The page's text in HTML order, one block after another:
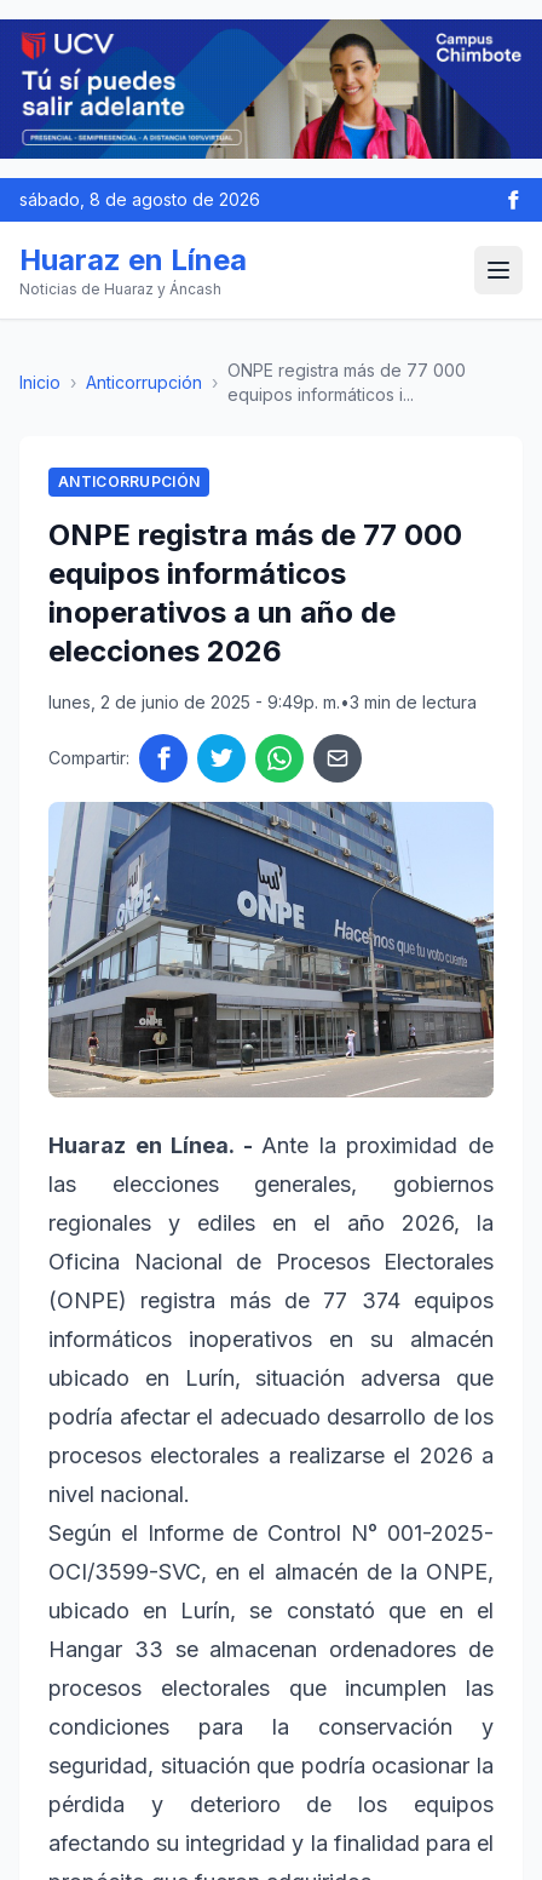
sábado, 8 de agosto de 2026
Huaraz en Línea
Noticias de Huaraz y Áncash
Inicio › Anticorrupción ›
ONPE registra más de 77 000
equipos informáticos i...
ANTICORRUPCIÓN
ONPE registra más de 77 000
equipos informáticos
inoperativos a un año de
elecciones 2026
lunes, 2 de junio de 2025 - 9:49p. m.•3 min de lectura
Compartir:
Huaraz en Línea. - Ante la proximidad de
las elecciones generales, gobiernos
regionales y ediles en el año 2026, la
Oficina Nacional de Procesos Electorales
(ONPE) registra más de 77 374 equipos
informáticos inoperativos en su almacén
ubicado en Lurín, situación adversa que
podría afectar el adecuado desarrollo de los
procesos electorales a realizarse el 2026 a
nivel nacional.
Según el Informe de Control N° 001-2025-
OCI/3599-SVC, en el almacén de la ONPE,
ubicado en Lurín, se constató que en el
Hangar 33 se almacenan ordenadores de
procesos electorales que incumplen las
condiciones para la conservación y
seguridad, situación que podría ocasionar la
pérdida y deterioro de los equipos
afectando su integridad y la finalidad para el